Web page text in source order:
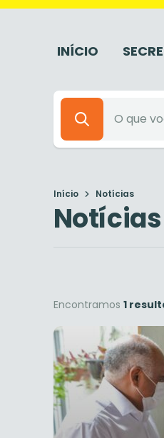
INÍCIO
Início Notícias
Notícias
Encontramos 1